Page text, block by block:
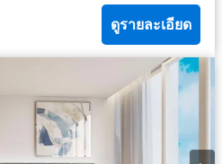
ดูรายละเอียด